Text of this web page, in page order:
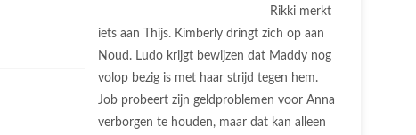
Rikki merkt
iets aan Thijs. Kimberly dringt zich op aan
Noud. Ludo krijgt bewijzen dat Maddy nog
volop bezig is met haar strijd tegen hem.
Job probeert zijn geldproblemen voor Anna
verborgen te houden, maar dat kan alleen